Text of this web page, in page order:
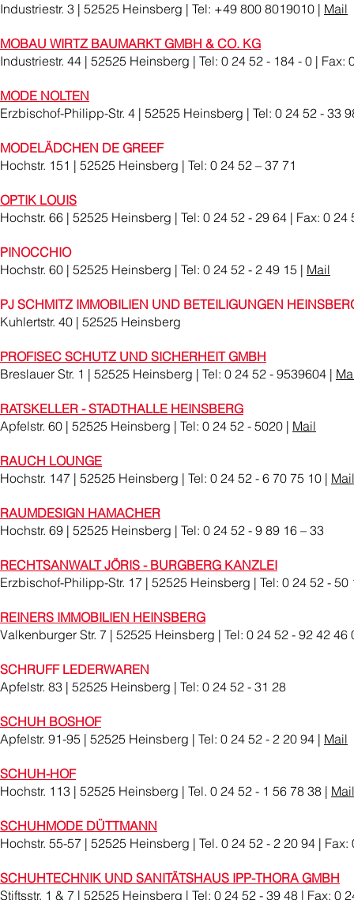
Industriestr. 3 | 52525 Heinsberg | Tel: +49 800 8019010 | Mail
MOBAU WIRTZ BAUMARKT GMBH & CO. KG
Industriestr. 44 | 52525 Heinsberg | Tel: 0 24 52 - 184 - 0 | Fax:
MODE NOLTEN
Erzbischof-Philipp-Str. 4 | 52525 Heinsberg | Tel: 0 24 52 - 33
MODELÄDCHEN DE GREEF
Hochstr. 151 | 52525 Heinsberg | Tel: 0 24 52 – 37 71
OPTIK LOUIS
Hochstr. 66 | 52525 Heinsberg | Tel: 0 24 52 - 29 64 | Fax: 0
PINOCCHIO
Hochstr. 60 | 52525 Heinsberg | Tel: 0 24 52 - 2 49 15 | Mail
PJ SCHMITZ IMMOBILIEN UND BETEILIGUNGEN
Kuhlertstr. 40 | 52525 Heinsberg
PROFISEC SCHUTZ UND SICHERHEIT GMBH
Breslauer Str. 1 | 52525 Heinsberg | Tel: 0 24 52 - 9539604 |
RATSKELLER - STADTHALLE HEINSBERG
Apfelstr. 60 | 52525 Heinsberg | Tel: 0 24 52 - 5020 | Mail
RAUCH LOUNGE
Hochstr. 147 | 52525 Heinsberg | Tel: 0 24 52 - 6 70 75 10 | Mail
RAUMDESIGN HAMACHER
Hochstr. 69 | 52525 Heinsberg | Tel: 0 24 52 - 9 89 16 – 33
RECHTSANWALT JÖRIS - BURGBERG KANZLEI
Erzbischof-Philipp-Str. 17 | 52525 Heinsberg | Tel: 0 24 52 -
REINERS IMMOBILIEN HEINSBERG
Valkenburger Str. 7 | 52525 Heinsberg | Tel: 0 24 52 - 92 42 46
SCHRUFF LEDERWAREN
Apfelstr. 83 | 52525 Heinsberg | Tel: 0 24 52 - 31 28
SCHUH BOSHOF
Apfelstr. 91-95 | 52525 Heinsberg | Tel: 0 24 52 - 2 20 94 | Mail
SCHUH-HOF
Hochstr. 113 | 52525 Heinsberg | Tel. 0 24 52 - 1 56 78 38 | Mail
SCHUHMODE DÜTTMANN
Hochstr. 55-57 | 52525 Heinsberg | Tel. 0 24 52 - 2 20 94 |
SCHUHTECHNIK UND SANITÄTSHAUS IPP-THORA GMBH
Stiftsstr. 1 & 7 | 52525 Heinsberg | Tel: 0 24 52 - 39 48 | Fax: 0